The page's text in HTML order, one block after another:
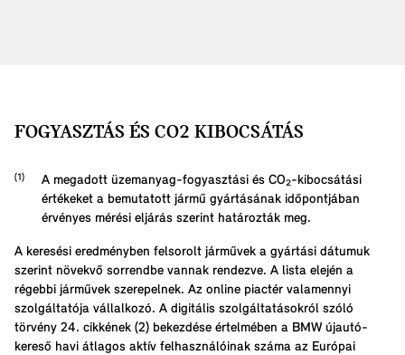
FOGYASZTÁS ÉS CO2 KIBOCSÁTÁS
A megadott üzemanyag-fogyasztási és CO₂-kibocsátási
értékeket a bemutatott jármű gyártásának időpontjában
érvényes mérési eljárás szerint határozták meg.
A keresési eredményben felsorolt járművek a gyártási dátumuk
szerint növekvő sorrendbe vannak rendezve. A lista elején a
régebbi járművek szerepelnek. Az online piactér valamennyi
szolgáltatója vállalkozó. A digitális szolgáltatásokról szóló
törvény 24. cikkének (2) bekezdése értelmében a BMW újautó-
kereső havi átlagos aktív felhasználóinak száma az Európai